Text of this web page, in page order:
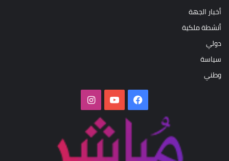
أخبار الجهة
أنشطة ملكية
دولي
سياسة
وطني
فيسبوك‫YouTubeانستقرام